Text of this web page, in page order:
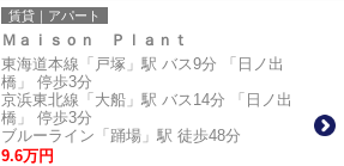
賃貸｜アパート
Ｍａｉｓｏｎ Ｐｌａｎｔ
東海道本線「戸塚」駅 バス9分 「日ノ出
橋」 停歩3分
京浜東北線「大船」駅 バス14分 「日ノ出
橋」 停歩3分
ブルーライン「踊場」駅 徒歩48分
9.6万円